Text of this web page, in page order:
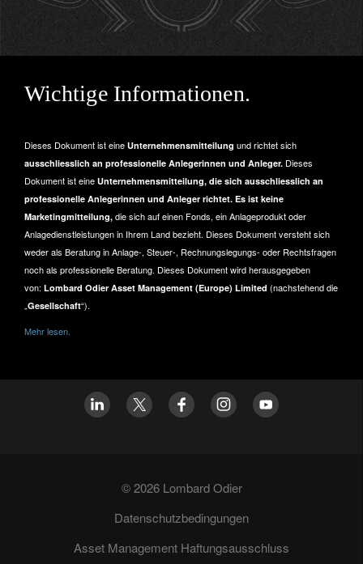
Wichtige Informationen.
Dieses Dokument ist eine Unternehmensmitteilung und richtet sich
ausschliesslich an professionelle Anlegerinnen und Anleger. Dieses
Dokument ist eine Unternehmensmitteilung, die sich ausschliesslich an
professionelle Anlegerinnen und Anleger richtet. Es ist keine
Marketingmitteilung, die sich auf einen Fonds, ein Anlageprodukt oder
Anlagedienstleistungen in Ihrem Land bezieht. Dieses Dokument versteht sich
weder als Beratung in Anlage-, Steuer-, Rechnungslegungs- oder Rechtsfragen
noch als professionelle Beratung. Dieses Dokument wird herausgegeben
von: Lombard Odier Asset Management (Europe) Limited (nachstehend die
„Gesellschaft“).
Mehr lesen.
© 2026 Lombard Odier
Datenschutzbedingungen
Asset Management Haftungsausschluss